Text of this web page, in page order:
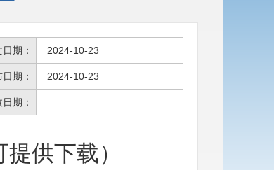
期： 2024-10-23
期： 2024-10-23
期：
供下载）